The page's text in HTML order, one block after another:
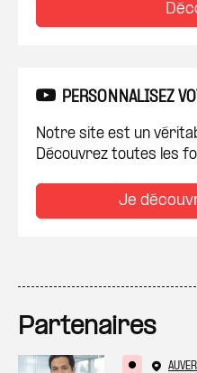
PERSONNALISEZ
Notre site est un
Découvrez toutes les
Je
Partenaires